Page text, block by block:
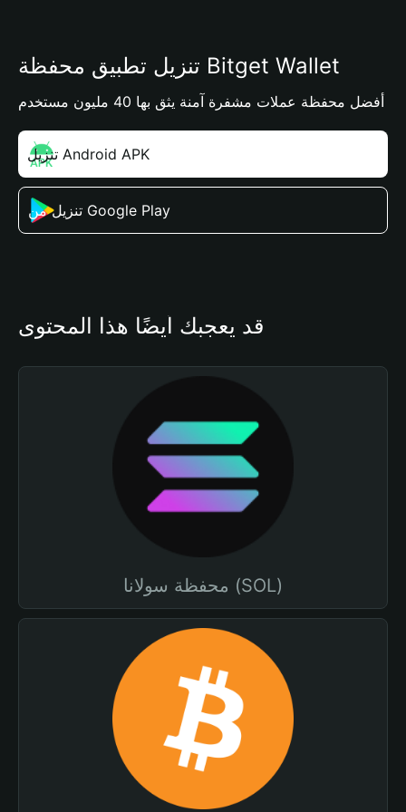
تنزيل تطبيق محفظة Bitget Wallet
أفضل محفظة عملات مشفرة آمنة يثق بها 40 مليون مستخدم
تنزيل Android APK
تنزيل من Google Play
قد يعجبك أيضًا هذا المحتوى
محفظة سولانا (SOL)